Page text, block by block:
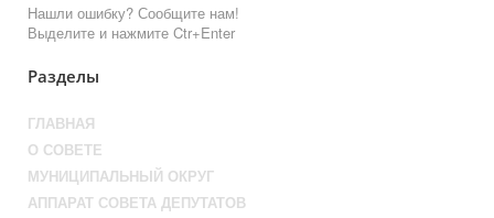
Нашли ошибку? Сообщите нам!
Выделите и нажмите Ctr+Enter
Разделы
ГЛАВНАЯ
О СОВЕТЕ
МУНИЦИПАЛЬНЫЙ ОКРУГ
АППАРАТ СОВЕТА ДЕПУТАТОВ